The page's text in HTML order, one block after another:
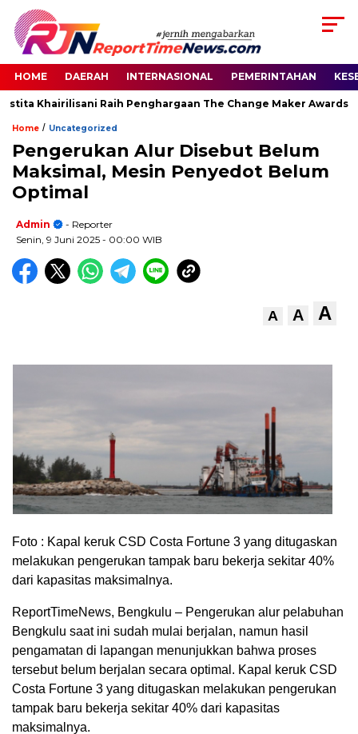
HOME DAERAH INTERNASIONAL PEMERINTAHAN
Khairilisani Raih Penghargaan The Change Maker Awards
Home / Uncategorized
Pengerukan Alur Disebut Belum
Maksimal, Mesin Penyedot Belum
Optimal
Admin
- Reporter
Senin, 9 Juni 2025 - 00:00 WIB
A A A
Foto : Kapal keruk CSD Costa Fortune 3 yang ditugaskan
melakukan pengerukan tampak baru bekerja sekitar 40%
dari kapasitas maksimalnya.
ReportTimeNews, Bengkulu – Pengerukan alur pelabuhan
Bengkulu saat ini sudah mulai berjalan, namun hasil
pengamatan di lapangan menunjukkan bahwa proses
tersebut belum berjalan secara optimal. Kapal keruk CSD
Costa Fortune 3 yang ditugaskan melakukan pengerukan
tampak baru bekerja sekitar 40% dari kapasitas
maksimalnya.